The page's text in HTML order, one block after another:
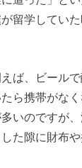
留学してい
ば、ビール
ら携帯がな
いのですが
た隙に財布